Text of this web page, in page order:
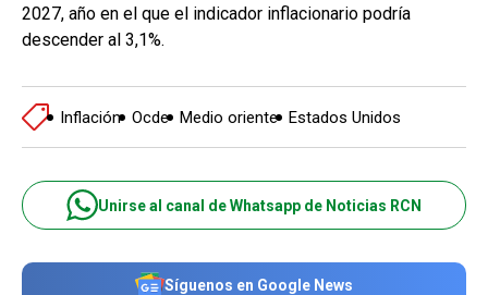
2027, año en el que el indicador inflacionario podría
descender al 3,1%.
Inflación Ocde Medio oriente Estados Unidos
Unirse al canal de Whatsapp de Noticias RCN
Síguenos en Google News